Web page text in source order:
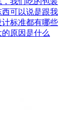
可以说是跟我
标准都有哪些
原因是什么